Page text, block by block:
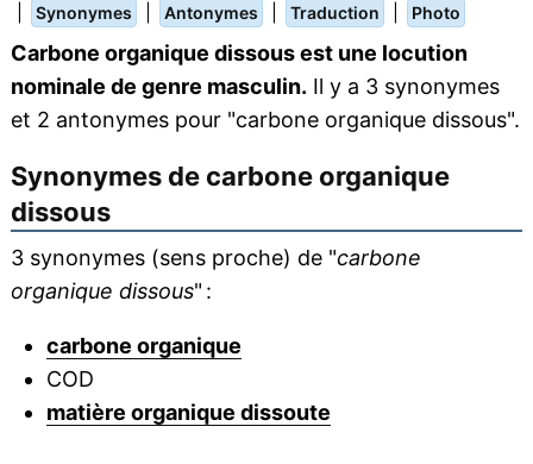
Synonymes Antonymes Traduction Photo
Carbone organique dissous est une locution
nominale de genre masculin. Il y a 3 synonymes
et 2 antonymes pour "carbone organique dissous".
Synonymes de carbone organique
dissous
3 synonymes (sens proche) de "carbone
organique dissous" :
carbone organique
COD
matière organique dissoute